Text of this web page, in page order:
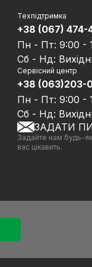
Техпідтримка
+38 (067) 474-
Пн - Пт: 9:00 -
Сб - Нд:
Сервісний центр
+38 (063)203-
Пн - Пт: 9:00 -
Сб - Нд:
ЗАДАТИ
Задайте нам будь-
вас цікавить.